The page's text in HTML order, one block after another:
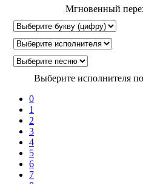
Мгновенный
Выберите исполнителя
0
1
2
3
4
5
6
7